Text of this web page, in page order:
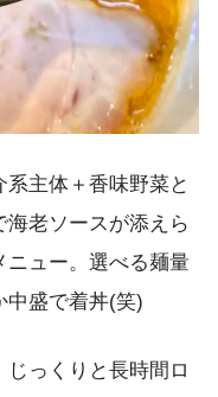
主体＋香味野菜と
老ソースが添えら
ニュー。選べる麺量
中盛で着丼(笑)
っくりと長時間ロ